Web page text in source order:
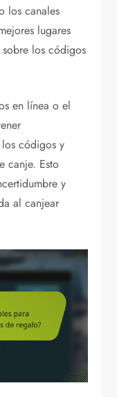
los canales
lugares
los códigos
en línea o el
códigos y
canje. Esto
y
al canjear